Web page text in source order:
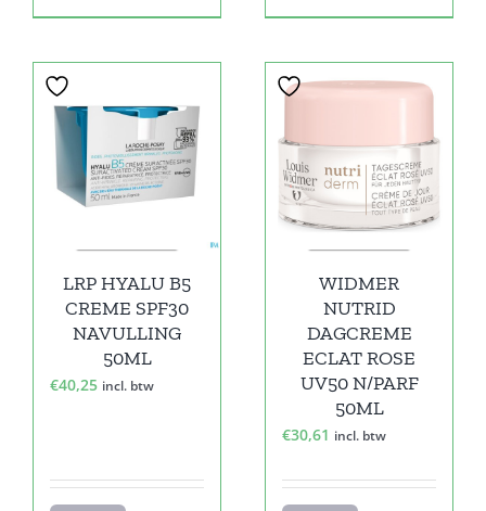
LRP HYALU B5
CREME SPF30
NAVULLING
50ML
€40,25 incl. btw
WIDMER
NUTRID
DAGCREME
ECLAT ROSE
UV50 N/PARF
50ML
€30,61 incl. btw